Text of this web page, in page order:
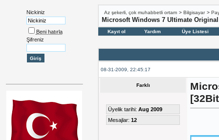
Nickiniz
Beni hatırla
Şifreniz
Az şekerli, çok muhabbetli ortam > Bilgisayar >
Microsoft Windows 7 Ultimate
Kayıt ol Yardım Üye Listesi
08-31-2009, 22:45:17
Farklı
Üyelik tarihi: Aug 2009
Mesajlar: 12